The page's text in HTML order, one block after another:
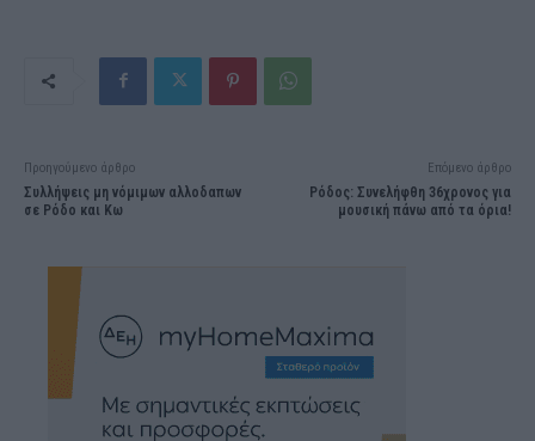
Προηγούμενο άρθρο
Συλλήψεις μη νόμιμων αλλοδαπων
σε Ρόδο και Κω
Επόμενο άρθρο
Ρόδος: Συνελήφθη 36χρονος για
μουσική πάνω από τα όρια!